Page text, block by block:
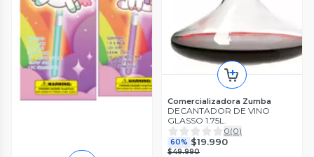
Comercializadora Zumba
DECANTADOR DE VINO
GLASSO 1.75L.
0(0)
60% $19.990
$49.990